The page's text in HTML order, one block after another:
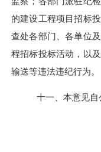
的建设工程项目招标
查处各部门、各单位
程招标投标活动，以
输送等违法违纪行为。
十一、本意见自